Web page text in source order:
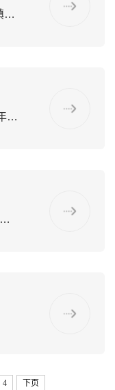
实验室聘请中国社科院学部委员宋镇豪为我校“殷都学者”
甲骨文信息处理创新团队入选2017年教育部科学事业费项目
实验室获批3项国家社会科学基金重大委托项目立项
4 下页